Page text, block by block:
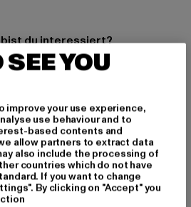
du interessiert?
mit Deinen Daten umgeht, findest Du
Du kannst Dich jederzeit kostenfei
lesen.
YOU
improve your use experience,
use behaviour and to
based contents and
allow partners to extract data
also include the processing of
countries which do not have
If you want to change
By clicking on "Accept" you